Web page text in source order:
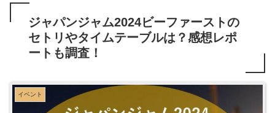
ジャパンジャム2024ビーファーストの
セトリやタイムテーブルは？感想レポ
ートも調査！
イベント